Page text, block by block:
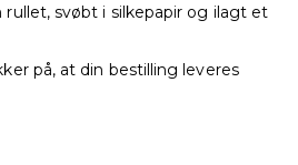
svøbt i silkepapir og ilagt et
på, at din bestilling leveres